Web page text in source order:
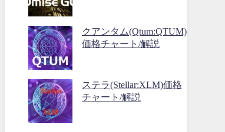
クアンタム(Qtum:QTUM)
価格チャート/解説
ステラ(Stellar:XLM)価格
チャート/解説